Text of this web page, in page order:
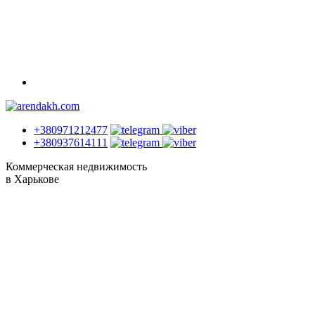
+380971212477
+380937614111
Коммерческая недвижимость
в Харькове